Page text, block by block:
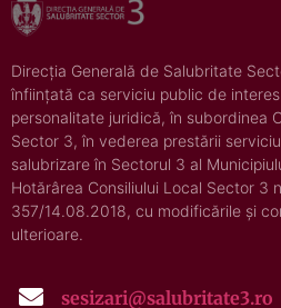
Direcția Generală de Salubritate
înființată ca serviciu public de
personalitate juridică, în subordinea
Sector 3, în vederea prestării
salubrizare în Sectorul 3 al
Hotărârea Consiliului Local Sector 3
357/14.08.2018, cu modificările și
ulterioare.
sesizari@salubritate3.ro